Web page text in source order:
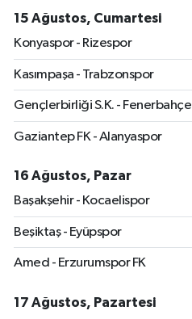
15 Ağustos, Cumartesi
Konyaspor - Rizespor
Kasımpaşa - Trabzonspor
Gençlerbirliği S.K. - Fenerbahçe
Gaziantep FK - Alanyaspor
16 Ağustos, Pazar
Başakşehir - Kocaelispor
Beşiktaş - Eyüpspor
Amed - Erzurumspor FK
17 Ağustos, Pazartesi